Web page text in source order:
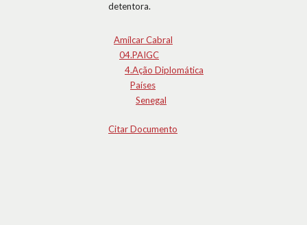
detentora.
Amílcar Cabral
04.PAIGC
4.Ação Diplomática
Países
Senegal
Citar Documento